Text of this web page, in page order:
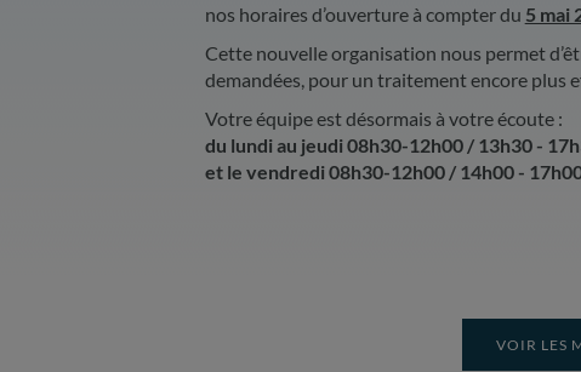
nos horaires d’ouverture à compter du 5 mai
Cette nouvelle organisation nous permet
demandées, pour un traitement encore plus
Votre équipe est désormais à votre écoute :
du lundi au jeudi 08h30-12h00 / 13h30 -
et le vendredi 08h30-12h00 / 14h00 -
VOIR LES